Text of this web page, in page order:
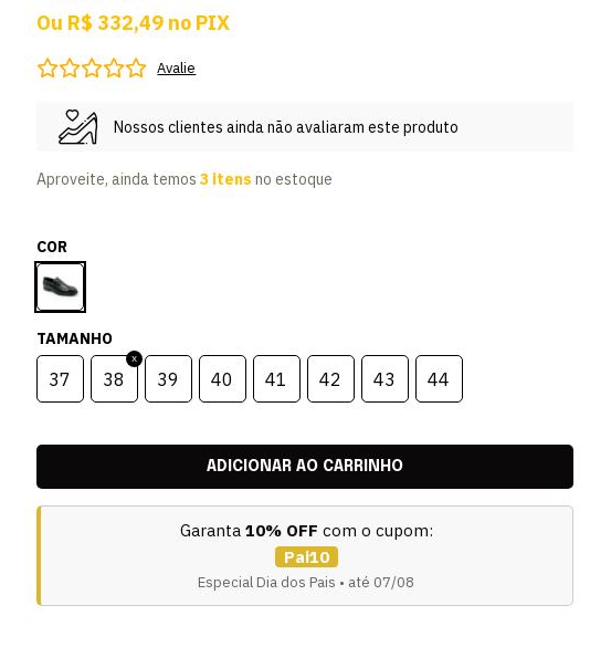
Ou R$ 332,49 no PIX
Avalie
Nossos clientes ainda não avaliaram este produto
Aproveite, ainda temos 3 itens no estoque
COR
TAMANHO
37 38 39 40 41 42 43 44
Garanta 10% OFF com o cupom:
Pai10
Especial Dia dos Pais • até 07/08